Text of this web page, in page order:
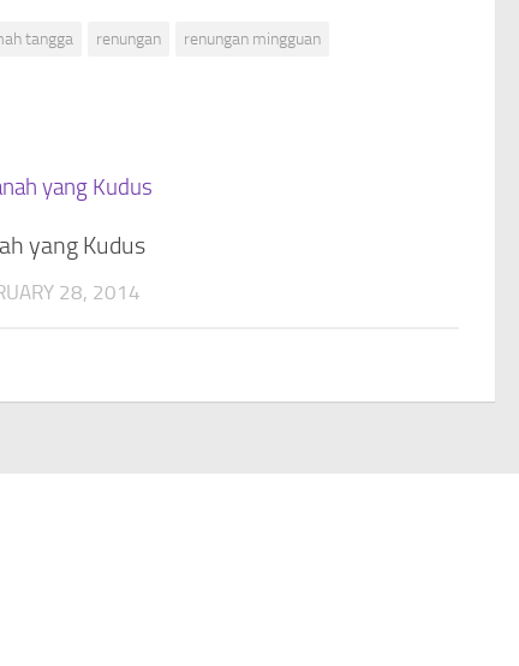
tangga renungan renungan mingguan
yang Kudus
28, 2014